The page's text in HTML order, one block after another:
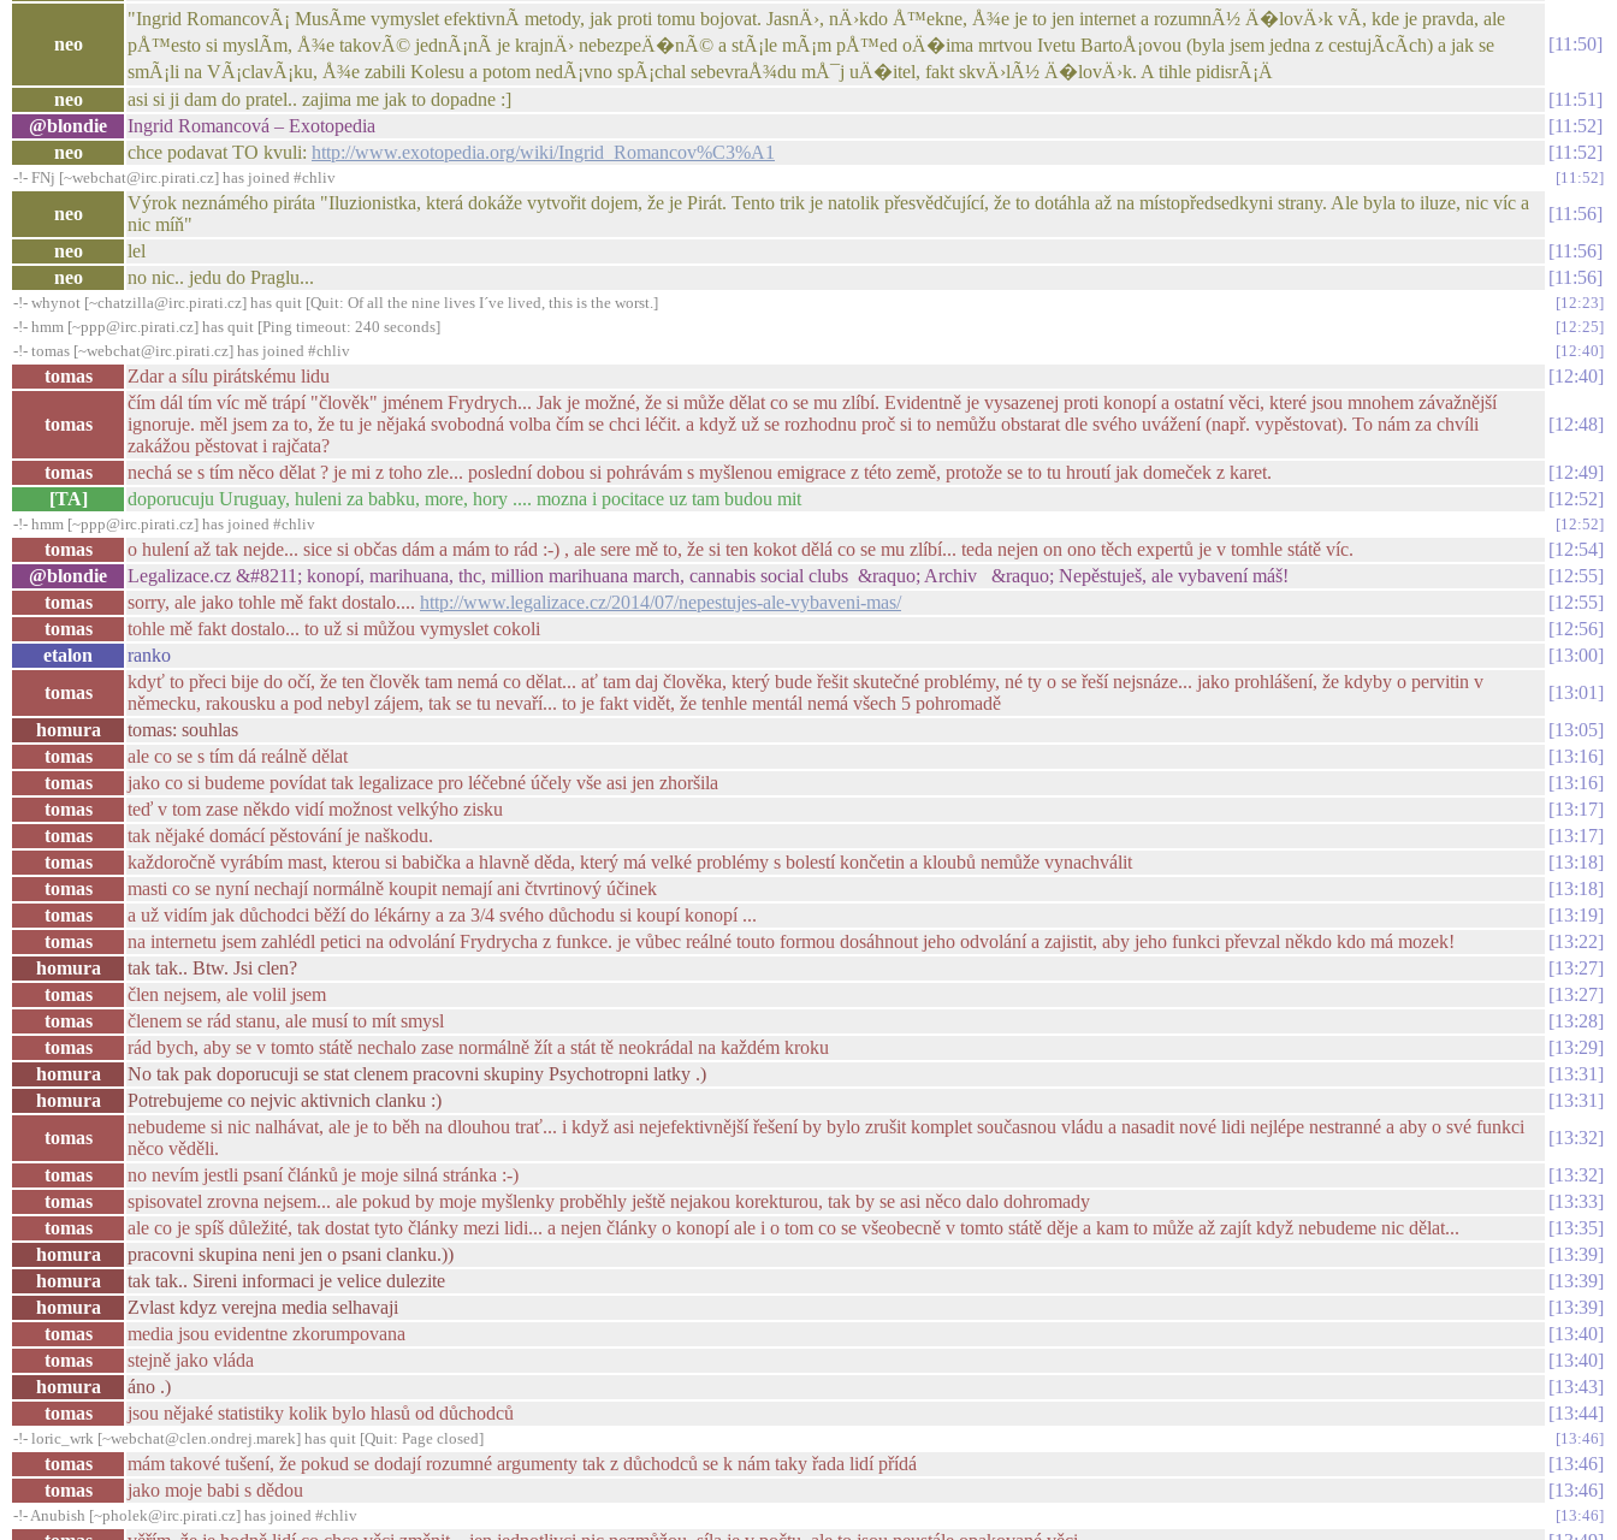
neo
"Ingrid RomancovÃ¡ MusÃ­me vymyslet efektivnÃ­ metody, jak proti tomu bojovat. JasnÄ›, nÄ›kdo Å™ekne, Å¾e je to jen internet a rozumnÃ½ Ä�lovÄ›k vÃ­, kde je pravda, ale
pÅ™esto si myslÃ­m, Å¾e takovÃ© jednÃ¡nÃ­ je krajnÄ› nebezpeÄ�nÃ© a stÃ¡le mÃ¡m pÅ™ed oÄ�ima mrtvou Ivetu BartoÅ¡ovou (byla jsem jedna z cestujÃ­cÃ­ch) a jak se
smÃ¡li na VÃ¡clavÃ¡ku, Å¾e zabili Kolesu a potom nedÃ¡vno spÃ¡chal sebevraÅ¾du mÅ¯j uÄ�itel, fakt skvÄ›lÃ½ Ä�lovÄ›k. A tihle pidisrÃ¡Ä
11:50
neo asi si ji dam do pratel.. zajima me jak to dopadne :]
11:51
@blondie
Ingrid Romancová – Exotopedia
11:52
neo
chce podavat TO kvuli: http://www.exotopedia.org/wiki/Ingrid_Romancov%C3%A1 11:52
-!- FNj [~webchat@irc.pirati.cz] has joined #chliv 11:52
neo
Výrok neznámého piráta "Iluzionistka, která dokáže vytvořit dojem, že je Pirát. Tento trik je natolik přesvědčující, že to dotáhla až na místopředsedkyni strany. Ale byla to iluze, nic víc a
nic míň"
11:56
neo
lel
11:56
neo
no nic.. jedu do Praglu... 11:56
-!- whynot [~chatzilla@irc.pirati.cz] has quit [Quit: Of all the nine lives I´ve lived, this is the worst.]
12:23
-!- hmm [~ppp@irc.pirati.cz] has quit [Ping timeout: 240 seconds]
12:25
-!- tomas [~webchat@irc.pirati.cz] has joined #chliv
12:40
tomas Zdar a sílu pirátskému lidu 12:40
tomas
čím dál tím víc mě trápí "člověk" jménem Frydrych... Jak je možné, že si může dělat co se mu zlíbí. Evidentně je vysazenej proti konopí a ostatní věci, které jsou mnohem závažnější
ignoruje. měl jsem za to, že tu je nějaká svobodná volba čím se chci léčit. a když už se rozhodnu proč si to nemůžu obstarat dle svého uvážení (např. vypěstovat). To nám za chvíli
zakážou pěstovat i rajčata?
12:48
tomas nechá se s tím něco dělat ? je mi z toho zle... poslední dobou si pohrávám s myšlenou emigrace z této země, protože se to tu hroutí jak domeček z karet.
12:49
[TA]
doporucuju Uruguay, huleni za babku, more, hory .... mozna i pocitace uz tam budou mit 12:52
-!- hmm [~ppp@irc.pirati.cz] has joined #chliv 12:52
tomas o hulení až tak nejde... sice si občas dám a mám to rád :-) , ale sere mě to, že si ten kokot dělá co se mu zlíbí... teda nejen on ono těch expertů je v tomhle státě víc.
12:54
@blondie
Legalizace.cz &#8211; konopí, marihuana, thc, million marihuana march, cannabis social clubs &raquo; Archiv &raquo; Nepěstuješ, ale vybavení máš!
12:55
tomas
sorry, ale jako tohle mě fakt dostalo.... http://www.legalizace.cz/2014/07/nepestujes-ale-vybaveni-mas/
12:55
tomas
tohle mě fakt dostalo... to už si můžou vymyslet cokoli
12:56
etalon
ranko
13:00
tomas
kdyť to přeci bije do očí, že ten člověk tam nemá co dělat... ať tam daj člověka, který bude řešit skutečné problémy, né ty o se řeší nejsnáze... jako prohlášení, že kdyby o pervitin v
německu, rakousku a pod nebyl zájem, tak se tu nevaří... to je fakt vidět, že tenhle mentál nemá všech 5 pohromadě
13:01
homura
tomas: souhlas
13:05
tomas
ale co se s tím dá reálně dělat
13:16
tomas
jako co si budeme povídat tak legalizace pro léčebné účely vše asi jen zhoršila
13:16
tomas
teď v tom zase někdo vidí možnost velkýho zisku
13:17
tomas
tak nějaké domácí pěstování je naškodu.
13:17
tomas
každoročně vyrábím mast, kterou si babička a hlavně děda, který má velké problémy s bolestí končetin a kloubů nemůže vynachválit
13:18
tomas
masti co se nyní nechají normálně koupit nemají ani čtvrtinový účinek
13:18
tomas
a už vidím jak důchodci běží do lékárny a za 3/4 svého důchodu si koupí konopí ...
13:19
tomas
na internetu jsem zahlédl petici na odvolání Frydrycha z funkce. je vůbec reálné touto formou dosáhnout jeho odvolání a zajistit, aby jeho funkci převzal někdo kdo má mozek!
13:22
homura
tak tak.. Btw. Jsi clen?
13:27
tomas
člen nejsem, ale volil jsem
13:27
tomas
členem se rád stanu, ale musí to mít smysl
13:28
tomas
rád bych, aby se v tomto státě nechalo zase normálně žít a stát tě neokrádal na každém kroku
13:29
homura
No tak pak doporucuji se stat clenem pracovni skupiny Psychotropni latky .)
13:31
homura
Potrebujeme co nejvic aktivnich clanku :)
13:31
tomas
nebudeme si nic nalhávat, ale je to běh na dlouhou trať... i když asi nejefektivnější řešení by bylo zrušit komplet současnou vládu a nasadit nové lidi nejlépe nestranné a aby o své funkci
něco věděli.
13:32
tomas
no nevím jestli psaní článků je moje silná stránka :-)
13:32
tomas
spisovatel zrovna nejsem... ale pokud by moje myšlenky proběhly ještě nejakou korekturou, tak by se asi něco dalo dohromady
13:33
tomas
ale co je spíš důležité, tak dostat tyto články mezi lidi... a nejen články o konopí ale i o tom co se všeobecně v tomto státě děje a kam to může až zajít když nebudeme nic dělat...
13:35
homura
pracovni skupina neni jen o psani clanku.))
13:39
homura
tak tak.. Sireni informaci je velice dulezite
13:39
homura
Zvlast kdyz verejna media selhavaji
13:39
tomas
media jsou evidentne zkorumpovana
13:40
tomas
stejně jako vláda
13:40
homura
áno .)
13:43
tomas
jsou nějaké statistiky kolik bylo hlasů od důchodců 13:44
-!- loric_wrk [~webchat@clen.ondrej.marek] has quit [Quit: Page closed] 13:46
tomas mám takové tušení, že pokud se dodají rozumné argumenty tak z důchodců se k nám taky řada lidí přídá
13:46
tomas
jako moje babi s dědou 13:46
-!- Anubish [~pholek@irc.pirati.cz] has joined #chliv 13:46